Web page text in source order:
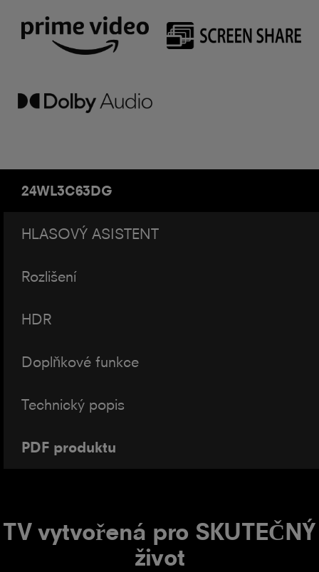
24WL3C63DG
HLASOVÝ ASISTENT
Rozlišení
HDR
Doplňkové funkce
Technický popis
PDF produktu
TV vytvořená pro SKUTEČNÝ
život